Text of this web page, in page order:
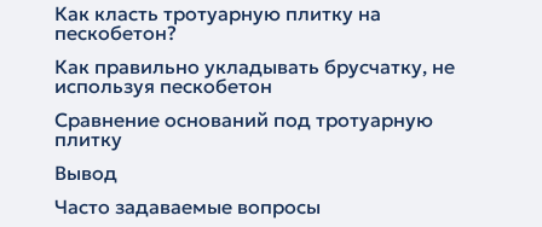
Как класть тротуарную плитку на
пескобетон?
Как правильно укладывать брусчатку, не
используя пескобетон
Сравнение оснований под тротуарную
плитку
Вывод
Часто задаваемые вопросы